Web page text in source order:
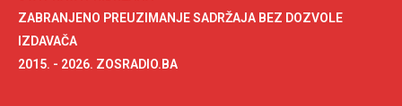
ZABRANJENO PREUZIMANJE SADRŽAJA BEZ DOZVOLE
IZDAVAČA
2015. - 2026. ZOSRADIO.BA